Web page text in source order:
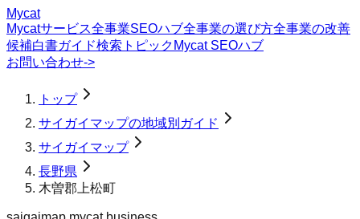
Mycat
Mycatサービス全事業SEOハブ全事業の選び方全事業の改善
候補白書ガイド検索トピック Mycat SEOハブ
お問い合わせ->
トップ
サイガイマップの地域別ガイド
サイガイマップ
長野県
木曽郡上松町